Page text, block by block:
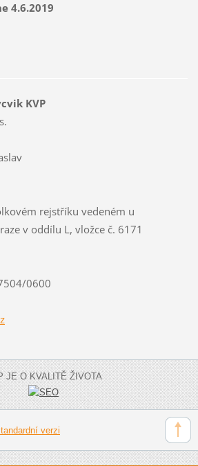
4.6.2019
KVP
rejstříku vedeném u
v oddílu L, vložce č. 6171
0600
JE O KVALITĚ ŽIVOTA
verzi